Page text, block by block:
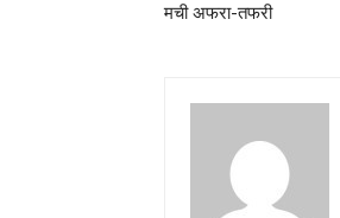
मची अफरा-तफरी